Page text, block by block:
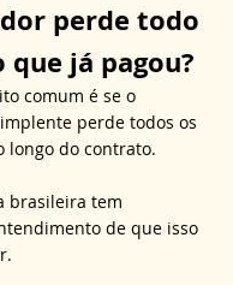
perde todo
já pagou?
comum é se o
perde todos os
longo do contrato.
brasileira tem
de que isso